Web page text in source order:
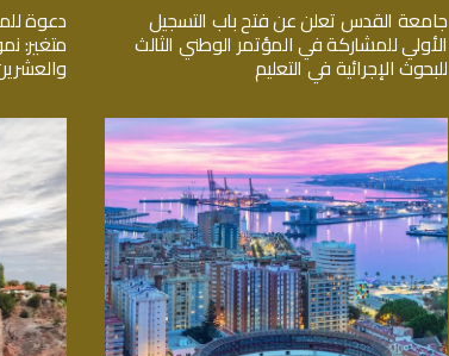
جامعة القدس تعلن عن فتح باب التسجيل
الأولي للمشاركة في المؤتمر الوطني الثالث
للبحوث الإجرائية في التعليم
دعوة
متغير: